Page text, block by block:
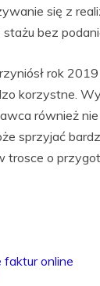
się z
bez
rok
korzystne.
również
sprzyjać
trosce o
online